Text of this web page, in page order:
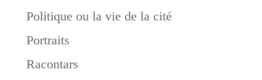
Politique ou la vie de la cité
Portraits
Racontars